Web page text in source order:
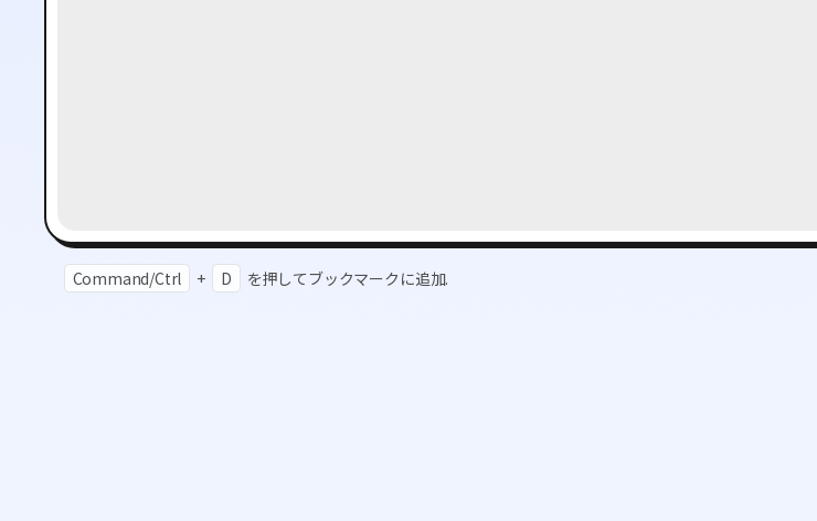
Command/Ctrl + D を押してブックマークに追加.